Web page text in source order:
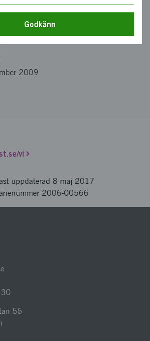
AB
2009
vi
uppdaterad 8 maj 2017
2006-00566
56
Godkänn